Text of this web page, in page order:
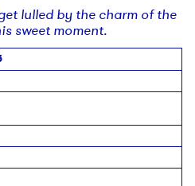
lulled by the charm of the
sweet moment.